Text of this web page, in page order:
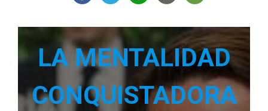
LA MENTALIDAD
CONQUISTADORA